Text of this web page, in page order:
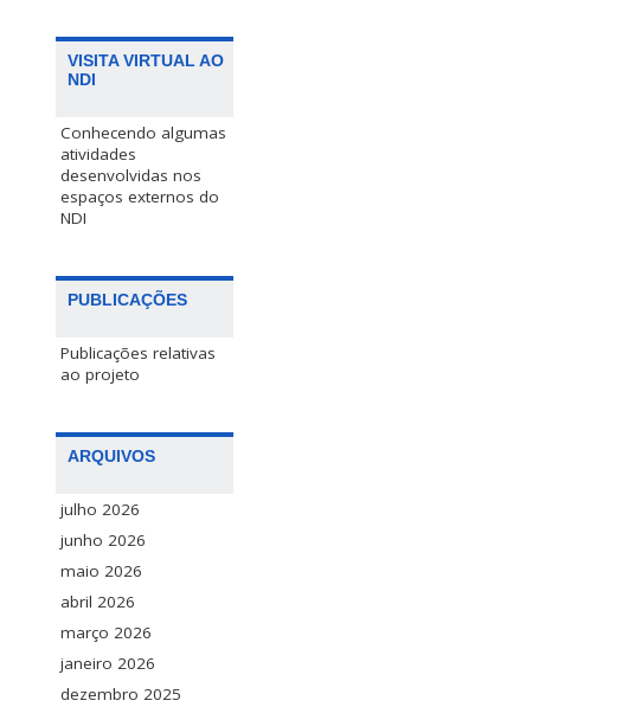
VISITA VIRTUAL AO
NDI
Conhecendo algumas
atividades
desenvolvidas nos
espaços externos do
NDI
PUBLICAÇÕES
Publicações relativas
ao projeto
ARQUIVOS
julho 2026
junho 2026
maio 2026
abril 2026
março 2026
janeiro 2026
dezembro 2025